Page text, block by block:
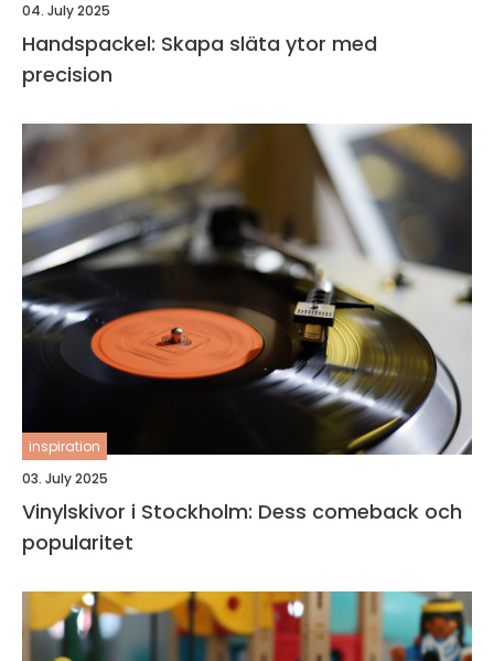
04. July 2025
Handspackel: Skapa släta ytor med
precision
inspiration
03. July 2025
Vinylskivor i Stockholm: Dess comeback och
popularitet